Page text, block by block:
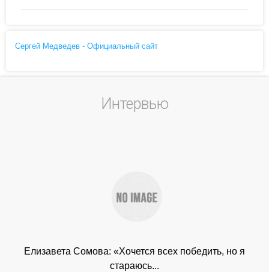
Сергей Медведев - Официальный сайт
Интервью
Елизавета Сомова: «Хочется всех победить, но я
стараюсь...